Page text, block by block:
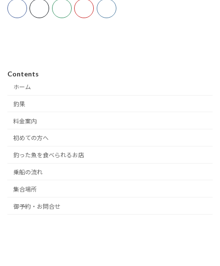
Contents
ホーム
釣果
料金案内
初めての方へ
釣った魚を食べられるお店
乗船の流れ
集合場所
御予約・お問合せ